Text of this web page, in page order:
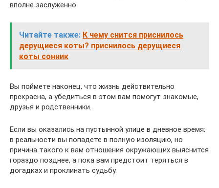
вполне заслуженно.
Читайте также: К чему снится приснилось
дерущиеся коты? приснилось дерущиеся
коты сонник
Вы поймете наконец, что жизнь действительно
прекрасна, а убедиться в этом вам помогут знакомые,
друзья и родственники.
Если вы оказались на пустынной улице в дневное время:
в реальности вы попадете в полную изоляцию, но
причина такого к вам отношения окружающих выяснится
гораздо позднее, а пока вам предстоит теряться в
догадках и проклинать судьбу.